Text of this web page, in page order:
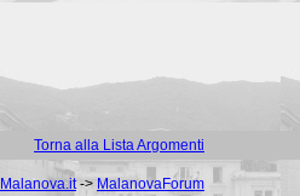
Torna alla Lista Argomenti
Malanova.it-> MalanovaForum